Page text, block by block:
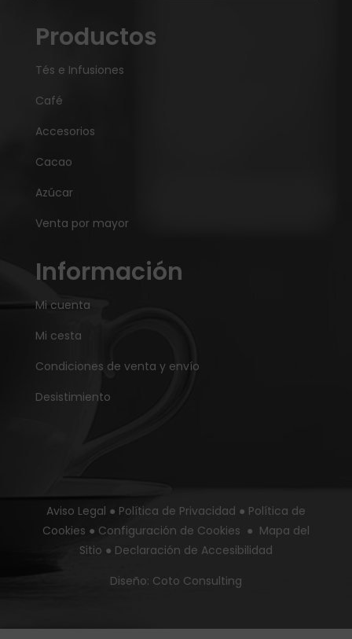
Productos
Tés e Infusiones
Café
Accesorios
Cacao
Azúcar
Venta por mayor
Información
Mi cuenta
Mi cesta
Condiciones de venta y envío
Desistimiento
Aviso Legal ● Política de Privacidad ● Política de
Cookies ● Configuración de Cookies ● Mapa del
Sitio ● Declaración de Accesibilidad
Diseño: Coto Consulting